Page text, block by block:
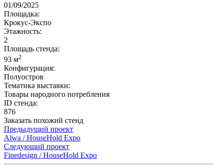
01/09/2025
Площадка:
Крокус-Экспо
Этажность:
2
Площадь стенда:
93 м2
Конфигурация:
Полуостров
Тематика выставки:
Товары народного потребления
ID стенда:
876
Заказать похожий стенд
Предыдущий проект
Alwa / HouseHold Expo
Следующий проект
Finedesign / HouseHold Expo